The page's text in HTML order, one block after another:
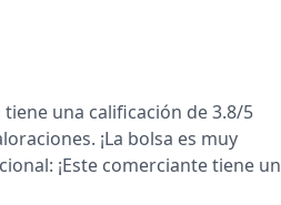
una calificación de 3.8/5
¡La bolsa es muy
¡Este comerciante tiene un